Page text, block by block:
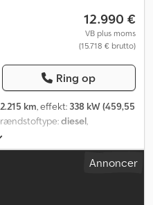
12.990 €
VB plus moms
(15.718 € brutto)
Ring op
km, effekt: 338 kW (459,55
diesel,
sovekabine, geartype:
, samlet
Annoncer